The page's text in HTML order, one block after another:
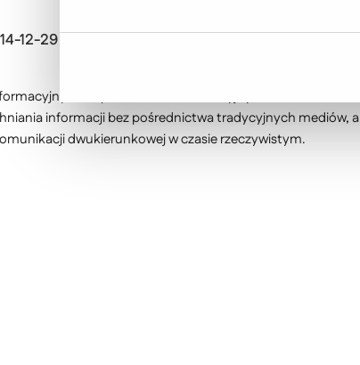
12-29
doprowadził do rewolucyjnych zmian w
informacji bez pośrednictwa tradycyjnych mediów,
dwukierunkowej w czasie rzeczywistym.